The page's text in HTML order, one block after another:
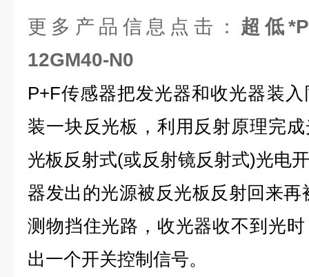
更多产品信息点击： 超低
12GM40-N0
P+F传感器把发光器和收光器装
装一块反光板，利用反射原理完
光板反射式(或反射镜反射式)光电
器发出的光源被反光板反射回来
测物挡住光路，收光器收不到光
出一个开关控制信号。